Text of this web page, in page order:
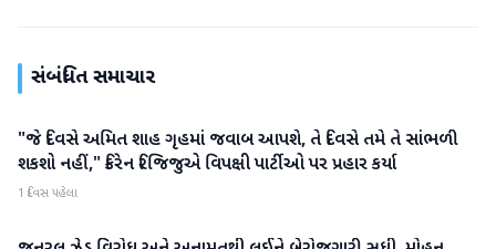
સંબંધિત સમાચાર
રાજકારણ
"જે દિવસે અમિત શાહ ગૃહમાં જવાબ આપશે, તે દિવસે તમે તે સાંભળી
શકશો નહીં," કિરેન રિજિજુએ વિપક્ષી પાર્ટીઓ પર પ્રહાર કર્યા
1 દિવસ પહેલા